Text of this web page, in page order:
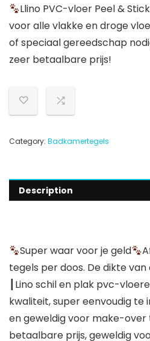
Llino PVC-vloer Peel &
voor alle vlakke en droge
of speciaal gereedschap
zeer betaalbare prijs!
Category: Badkamertegels
Description
Super waar voor je geld
tegels per doos. De dikte van
┃Lino schil en plak pvc-
kwaliteit, super eenvoudig te
en geweldig voor make-over
betaalbare prijs, geweldig